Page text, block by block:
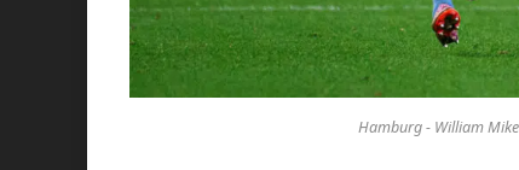
Hamburg - William